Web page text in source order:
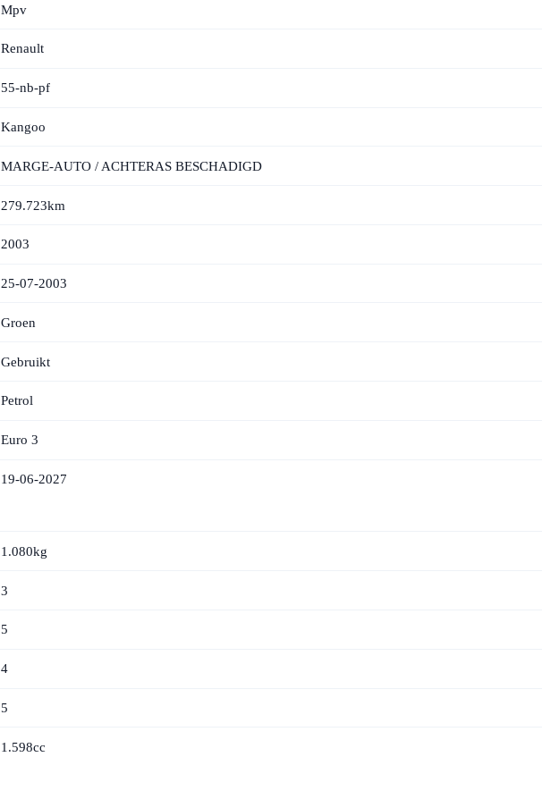
Mpv
Renault
55-nb-pf
Kangoo
MARGE-AUTO / ACHTERAS BESCHADIGD
279.723km
2003
25-07-2003
Groen
Gebruikt
Petrol
Euro 3
19-06-2027
1.080kg
3
5
4
5
1.598cc